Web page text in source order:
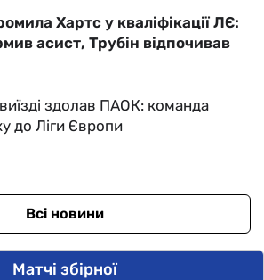
Хартс у кваліфікації ЛЄ:
асист, Трубін відпочивав
здолав ПАОК: команда
до Ліги Європи
Всі новини
Матчі збірної